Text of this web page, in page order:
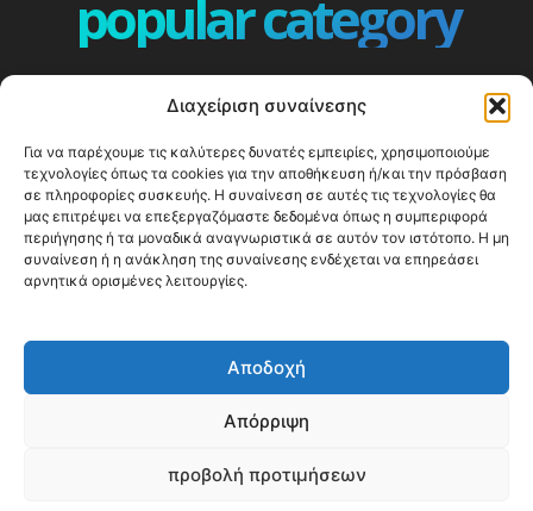
Διαχείριση συναίνεσης
Για να παρέχουμε τις καλύτερες δυνατές εμπειρίες, χρησιμοποιούμε
τεχνολογίες όπως τα cookies για την αποθήκευση ή/και την πρόσβαση
σε πληροφορίες συσκευής. Η συναίνεση σε αυτές τις τεχνολογίες θα
μας επιτρέψει να επεξεργαζόμαστε δεδομένα όπως η συμπεριφορά
περιήγησης ή τα μοναδικά αναγνωριστικά σε αυτόν τον ιστότοπο. Η μη
συναίνεση ή η ανάκληση της συναίνεσης ενδέχεται να επηρεάσει
αρνητικά ορισμένες λειτουργίες.
Αποδοχή
Απόρριψη
προβολή προτιμήσεων
popular category
360
ΕΥΡΩΠΗ
332
ΚΟΣΜΟΣ - WORLD
328
Top10
303
Cool spots
ΝΗΣΙΑ
247
© Happy Traveller 2014-2025